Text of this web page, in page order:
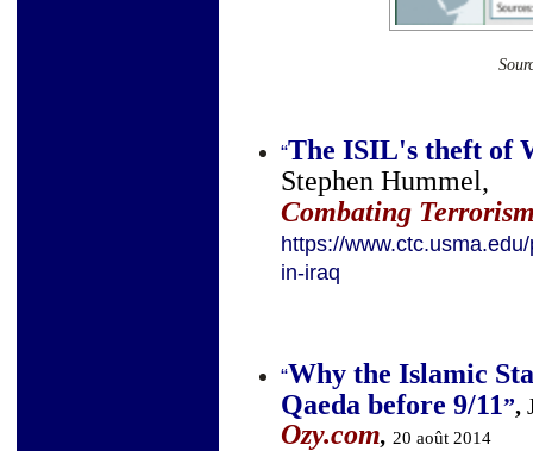
“The ISIL's theft of
Stephen Hummel,
Combating
https://
in-iraq
“Why the Islamic
Qaeda before 9/11”,
Ozy.com, 20 août 2014